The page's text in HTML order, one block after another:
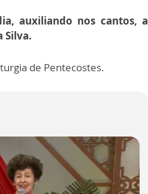
auxiliando nos cantos, a
Silva.
de Pentecostes.